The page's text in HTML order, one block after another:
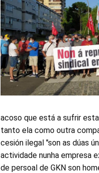
acoso que está a sufrir
tanto ela como outra
cesión ilegal "son as dúas
actividade nunha empresa
de persoal de GKN son